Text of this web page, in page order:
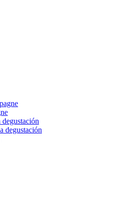
degustación
degustación